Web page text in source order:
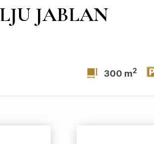
JABLAN
300 m2